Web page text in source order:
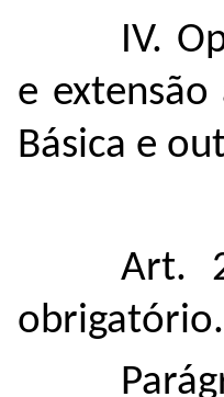
IV.
e extensão
Básica e
Art.
obrigatório.